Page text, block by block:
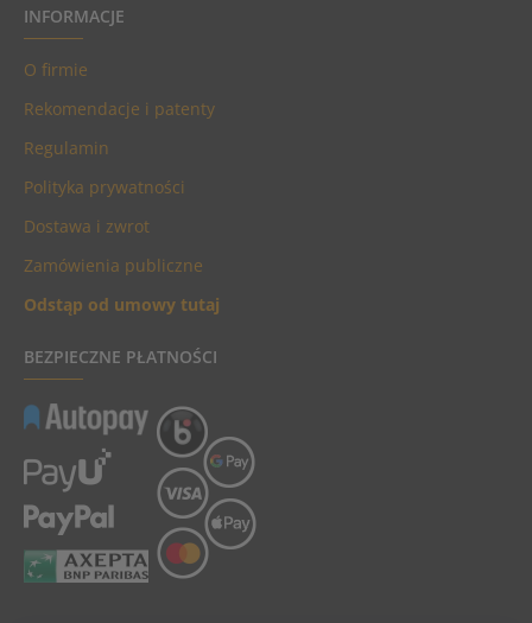
INFORMACJE
O firmie
Rekomendacje i patenty
Regulamin
Polityka prywatności
Dostawa i zwrot
Zamówienia publiczne
Odstąp od umowy tutaj
BEZPIECZNE PŁATNOŚCI